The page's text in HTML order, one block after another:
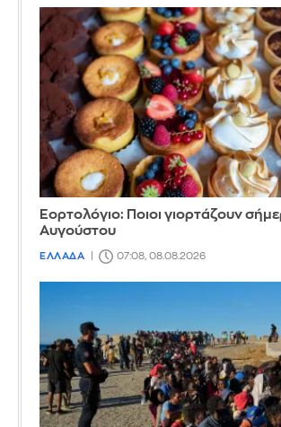
Εορτολόγιο: Ποιοι γιορτάζουν
Αυγούστου
ΕΛΛΑΔΑ 07:08, 08.08.2026